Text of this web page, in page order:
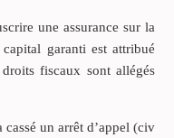
une assurance sur la
garanti est attribué
fiscaux sont allégés
cassé un arrêt d’appel (civ